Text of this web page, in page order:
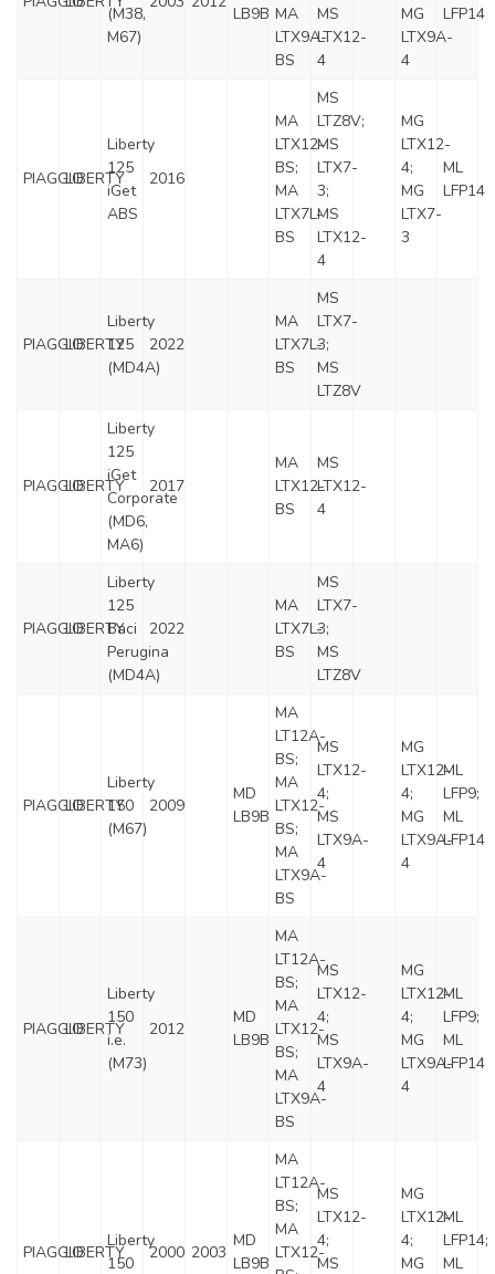
(M38,
M67)
LB9B MA
LTX9A-
BS
MS
LTX12-
4
MG
LTX9A-
4
LFP14
PIAGGIOLIBERTY
Liberty
125
iGet
ABS
2016
MA
LTX12-
BS;
MA
LTX7L-
BS
MS
LTZ8V;
MS
LTX7-
3;
MS
LTX12-
4
MG
LTX12-
4;
MG
LTX7-
3
ML
LFP14
PIAGGIOLIBERTY
Liberty
125
(MD4A)
2022
MA
LTX7L-
BS
MS
LTX7-
3;
MS
LTZ8V
PIAGGIOLIBERTY
Liberty
125
iGet
Corporate
(MD6,
MA6)
2017
MA
LTX12-
BS
MS
LTX12-
4
PIAGGIOLIBERTY
Liberty
125
Baci
Perugina
(MD4A)
2022
MA
LTX7L-
BS
MS
LTX7-
3;
MS
LTZ8V
PIAGGIOLIBERTY
Liberty
150
(M67)
2009
MD
LB9B
MA
LT12A-
BS;
MA
LTX12-
BS;
MA
LTX9A-
BS
MS
LTX12-
4;
MS
LTX9A-
4
MG
LTX12-
4;
MG
LTX9A-
4
ML
LFP9;
ML
LFP14
PIAGGIOLIBERTY
Liberty
150
i.e.
(M73)
2012
MD
LB9B
MA
LT12A-
BS;
MA
LTX12-
BS;
MA
LTX9A-
BS
MS
LTX12-
4;
MS
LTX9A-
4
MG
LTX12-
4;
MG
LTX9A-
4
ML
LFP9;
ML
LFP14
PIAGGIOLIBERTY
Liberty
150
2000 2003
MD
LB9B
MA
LT12A-
BS;
MA
LTX12-
MS
LTX12-
4;
MS
MG
LTX12-
4;
MG
ML
LFP14;
ML